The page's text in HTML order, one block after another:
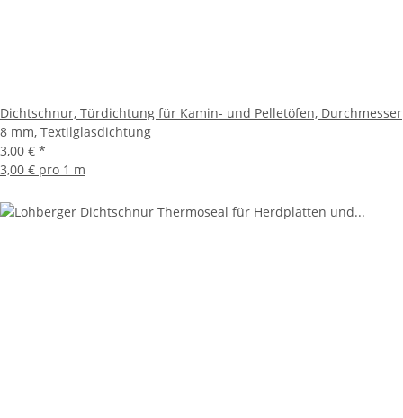
Dichtschnur, Türdichtung für Kamin- und Pelletöfen, Durchmesser
8 mm, Textilglasdichtung
3,00 € *
3,00 € pro 1 m